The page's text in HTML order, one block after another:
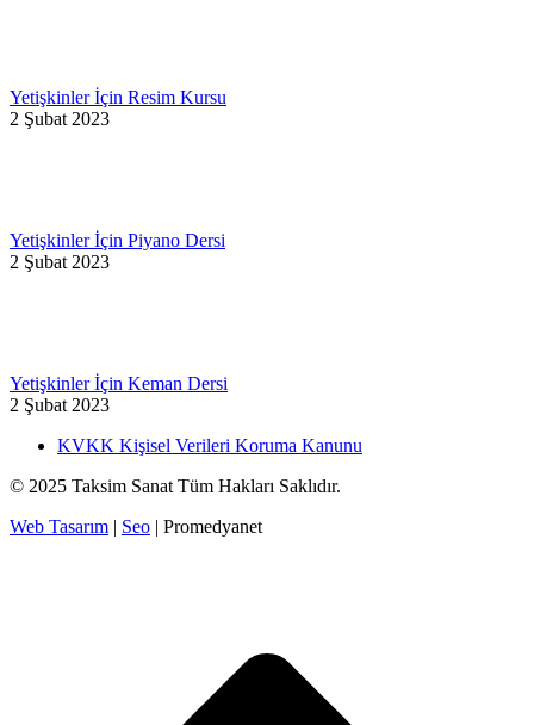
Yetişkinler İçin Resim Kursu
2 Şubat 2023
Yetişkinler İçin Piyano Dersi
2 Şubat 2023
Yetişkinler İçin Keman Dersi
2 Şubat 2023
KVKK Kişisel Verileri Koruma Kanunu
© 2025 Taksim Sanat Tüm Hakları Saklıdır.
Web Tasarım | Seo | Promedyanet